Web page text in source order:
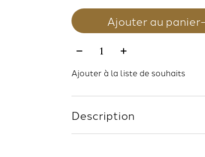
Ajouter au panier
Quantité:
Ajouter à la liste de souhaits
Description